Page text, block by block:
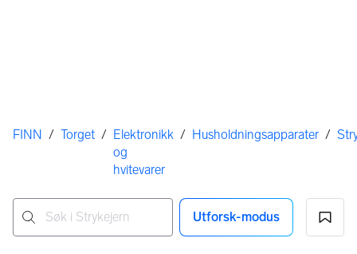
Her er du
FINN / Torget / Elektronikk
og
hvitevarer
/ Husholdningsapparater /
Utforsk-modus